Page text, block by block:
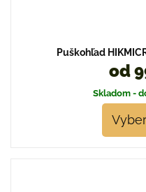
Puškohľad
od
Skladom -